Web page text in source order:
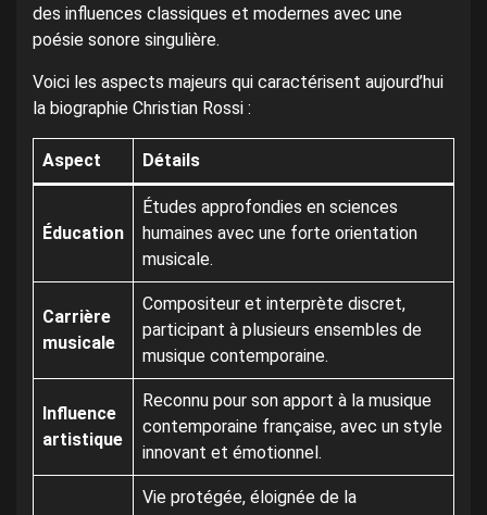
des influences classiques et modernes avec une
poésie sonore singulière.
Voici les aspects majeurs qui caractérisent aujourd’hui
la biographie Christian Rossi :
Aspect Détails
Éducation
Études approfondies en sciences
humaines avec une forte orientation
musicale.
Carrière
musicale
Compositeur et interprète discret,
participant à plusieurs ensembles de
musique contemporaine.
Influence
artistique
Reconnu pour son apport à la musique
contemporaine française, avec un style
innovant et émotionnel.
Vie protégée, éloignée de la